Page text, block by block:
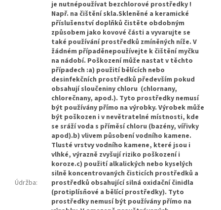
Údržba:
je nutnépoužívat bezchlorové prostředky !
Např. na čištění skla.Skleněné a keramické
příslušenství doplňků čistěte obdobným
způsobem jako kovové části a vyvarujte se
také používání prostředků zmíněných níže. V
žádném případěnepoužívejte k čištění myčku
na nádobí. Poškození může nastat v těchto
případech :a) použití bělících nebo
desinfekčních prostředků především pokud
obsahují sloučeniny chloru (chlornany,
chlorečnany, apod.). Tyto prostředky nemusí
být používány přímo na výrobky. Výrobek může
být poškozen i v nevětratelné místnosti, kde
se sráží voda s příměsí chloru (bazény, vířivky
apod).b) vlivem působení vodního kamene.
Tlusté vrstvy vodního kamene, které jsou i
vlhké, výrazně zvyšují riziko poškození i
koroze.c) použití alkalických nebo kyselých
silně koncentrovaných čisticích prostředků a
prostředků obsahující silná oxidační činidla
(protiplísňové a bělící prostředky). Tyto
prostředky nemusí být používány přímo na